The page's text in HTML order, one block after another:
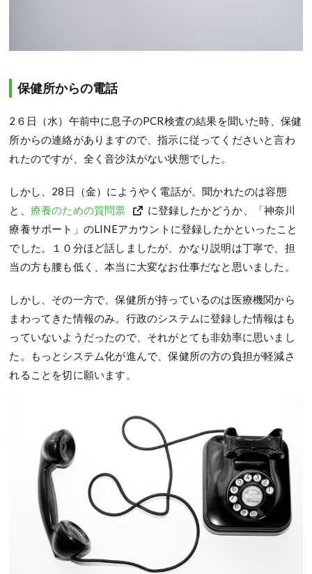
保健所からの電話
2６日（水）午前中に息子のPCR検査の結果を聞いた時、保健
所からの連絡がありますので、指示に従ってくださいと言わ
れたのですが、全く音沙汰がない状態でした。
しかし、28日（金）にようやく電話が。聞かれたのは容態
と、 療養のための質問票
に登録したかどうか、「神奈川
療養サポート」のLINEアカウントに登録したかといったこと
でした。１０分ほど話しましたが、かなり説明は丁寧で、担
当の方も腰も低く、本当に大変なお仕事だなと思いました。
しかし、その一方で、保健所が持っているのは医療機関から
まわってきた情報のみ。行政のシステムに登録した情報はも
っていないようだったので、それがとても非効率に思いまし
た。もっとシステム化が進んで、保健所の方の負担が軽減さ
れることを切に願います。